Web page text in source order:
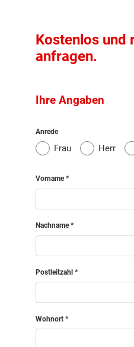
Kostenlos und
anfragen.
Ihre Angaben
Anrede
Frau Herr
Vorname
Nachname
Postleitzahl
Wohnort